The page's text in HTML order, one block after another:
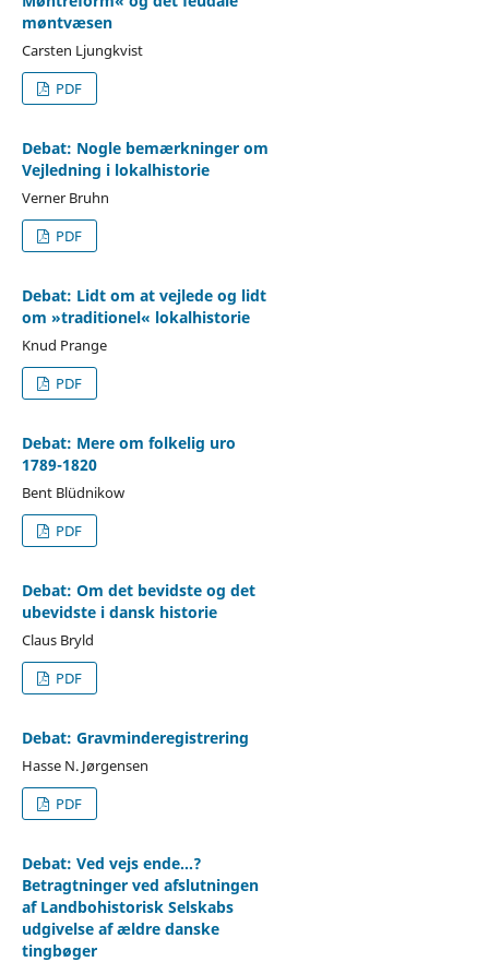
møntvæsen
Carsten Ljungkvist
PDF
Debat: Nogle bemærkninger om
Vejledning i lokalhistorie
Verner Bruhn
PDF
Debat: Lidt om at vejlede og lidt
om »traditionel« lokalhistorie
Knud Prange
PDF
Debat: Mere om folkelig uro
1789-1820
Bent Blüdnikow
PDF
Debat: Om det bevidste og det
ubevidste i dansk historie
Claus Bryld
PDF
Debat: Gravminderegistrering
Hasse N. Jørgensen
PDF
Debat: Ved vejs ende...?
Betragtninger ved afslutningen
af Landbohistorisk Selskabs
udgivelse af ældre danske
tingbøger